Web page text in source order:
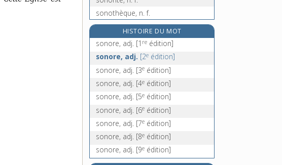
sonothèque, n. f.
sonotone, n. m.
sopalin, n. m.
sophisme, n. m.
HISTOIRE DU MOT
sonore, adj. [1 re édition]
sonore, adj. [2e édition]
sonore, adj. [3e édition]
sonore, adj. [4e édition]
sonore, adj. [5e édition]
sonore, adj. [6e édition]
sonore, adj. [7e édition]
sonore, adj. [8e édition]
sonore, adj. [9e édition]